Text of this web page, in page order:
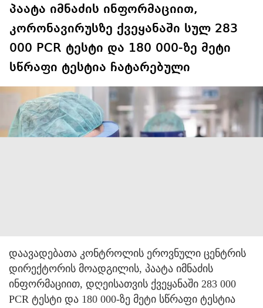
პაატა იმნაძის ინფორმაციით,
კორონავირუსზე ქვეყანაში სულ 283
000 PCR ტესტი და 180 000-ზე მეტი
სწრაფი ტესტია ჩატარებული
დაავადებათა კონტროლის ეროვნული ცენტრის
დირექტორის მოადგილის, პაატა იმნაძის
ინფორმაციით, დღეისათვის ქვეყანაში 283 000
PCR ტესტი და 180 000-ზე მეტი სწრაფი ტესტია